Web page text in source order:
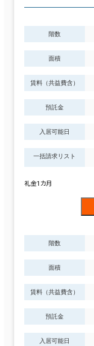
階数
面積
賃料（共益費含）
預託金
入居可能日
一括請求リスト
礼金1カ月
階数
面積
賃料（共益費含）
預託金
入居可能日